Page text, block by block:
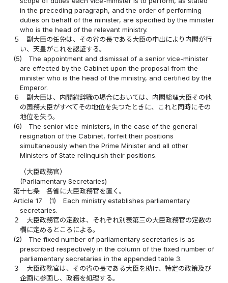
in the preceding paragraph, and the order of performing
duties on behalf of the minister, are specified by the minister
who is the head of the relevant ministry.
５
副大臣の任免は、その省の長である大臣の申出により内閣が行
い、天皇がこれを認証する。
(5)
The appointment and dismissal of a senior vice-minister
are effected by the Cabinet upon the proposal from the
minister who is the head of the ministry, and certified by the
Emperor.
６
副大臣は、内閣総辞職の場合においては、内閣総理大臣その他
の国務大臣がすべてその地位を失つたときに、これと同時にその
地位を失う。
(6)
The senior vice-ministers, in the case of the general
resignation of the Cabinet, forfeit their positions
simultaneously when the Prime Minister and all other
Ministers of State relinquish their positions.
（大臣政務官）
(Parliamentary Secretaries)
第十七条
各省に大臣政務官を置く。
Article 17
(1)
Each ministry establishes parliamentary
secretaries.
２
大臣政務官の定数は、それぞれ別表第三の大臣政務官の定数の
欄に定めるところによる。
(2)
The fixed number of parliamentary secretaries is as
prescribed respectively in the column of the fixed number of
parliamentary secretaries in the appended table 3.
３
大臣政務官は、その省の長である大臣を助け、特定の政策及び
企画に参画し、政務を処理する。